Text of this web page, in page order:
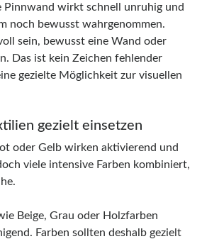
Pinnwand wirkt schnell unruhig und
noch bewusst wahrgenommen.
sein, bewusst eine Wand oder
Das ist kein Zeichen fehlender
gezielte Möglichkeit zur visuellen
gezielt einsetzen
oder Gelb wirken aktivierend und
viele intensive Farben kombiniert,
Beige, Grau oder Holzfarben
Farben sollten deshalb gezielt